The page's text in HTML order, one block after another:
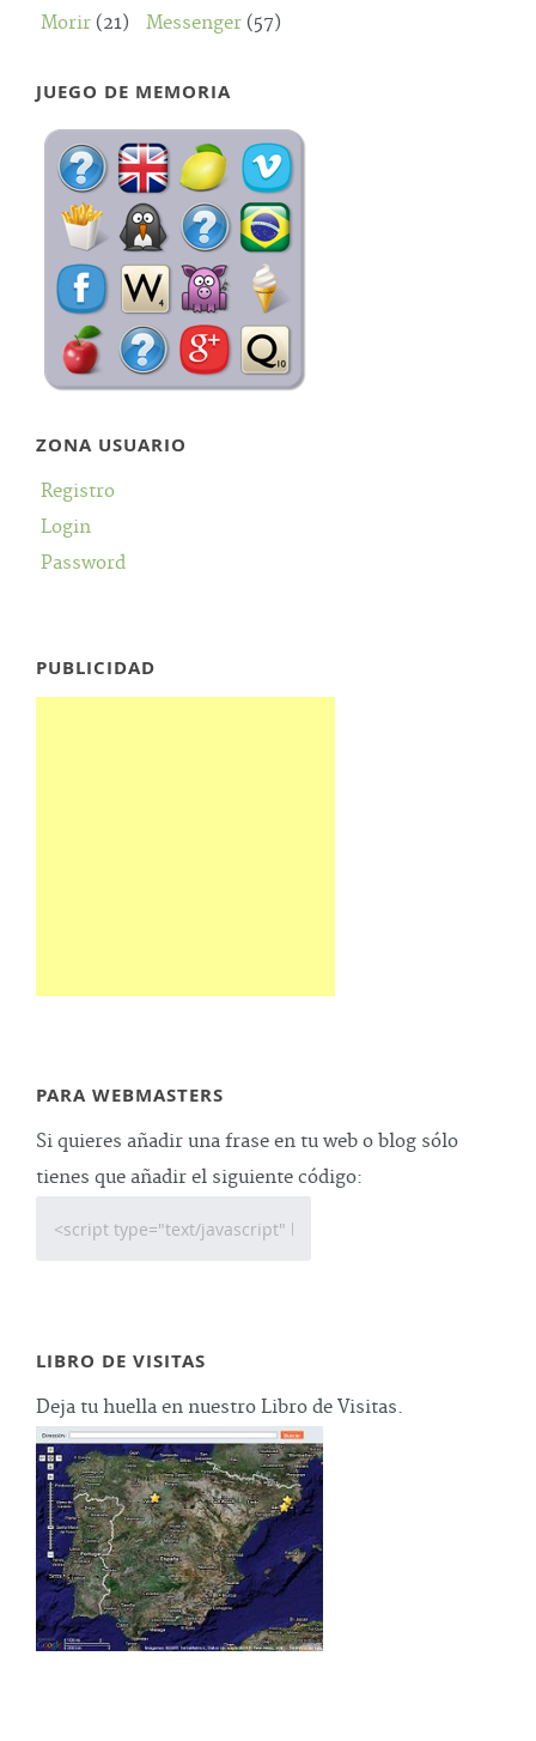
Morir (21) Messenger (57)
JUEGO DE MEMORIA
ZONA USUARIO
Registro
Login
Password
PUBLICIDAD
PARA WEBMASTERS
Si quieres añadir una frase en tu web o blog sólo
tienes que añadir el siguiente código:
LIBRO DE VISITAS
Deja tu huella en nuestro Libro de Visitas.